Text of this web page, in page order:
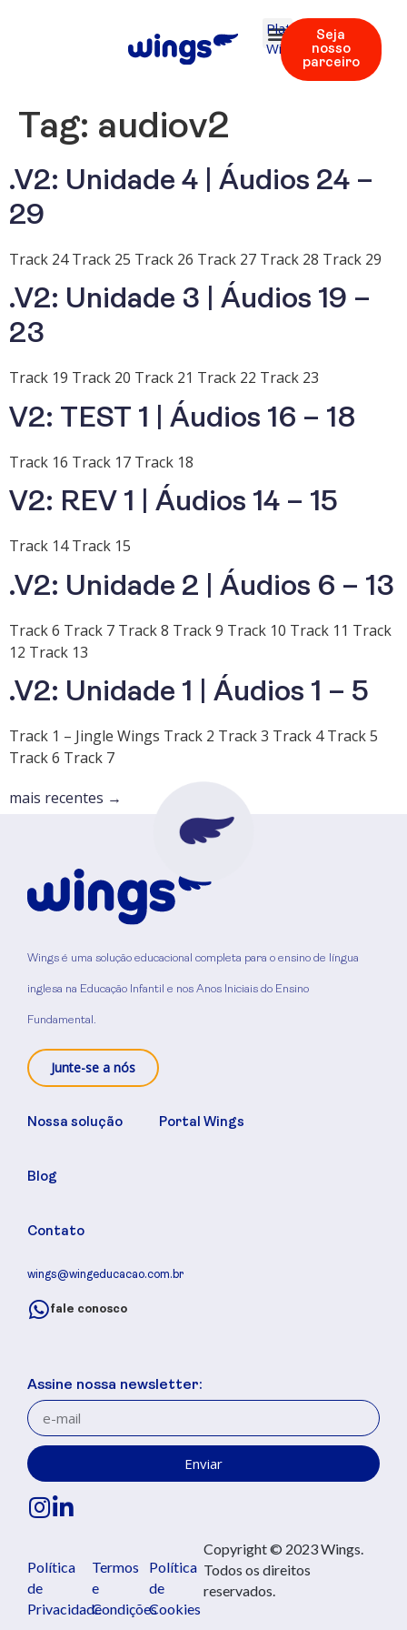
Plataforma
Wings
Seja
nosso
parceiro
Tag: audiov2
.V2: Unidade 4 | Áudios 24 –
29
Track 24 Track 25 Track 26 Track 27 Track 28 Track 29
.V2: Unidade 3 | Áudios 19 –
23
Track 19 Track 20 Track 21 Track 22 Track 23
V2: TEST 1 | Áudios 16 – 18
Track 16 Track 17 Track 18
V2: REV 1 | Áudios 14 – 15
Track 14 Track 15
.V2: Unidade 2 | Áudios 6 – 13
Track 6 Track 7 Track 8 Track 9 Track 10 Track 11 Track
12 Track 13
.V2: Unidade 1 | Áudios 1 – 5
Track 1 – Jingle Wings Track 2 Track 3 Track 4 Track 5
Track 6 Track 7
mais recentes →
Wings é uma solução educacional completa para o ensino de língua
inglesa na Educação Infantil e nos Anos Iniciais do Ensino
Fundamental.
Junte-se a nós
Nossa solução
Blog
Contato
Portal Wings
wings@wingeducacao.com.br
fale conosco
Assine nossa newsletter:
Enviar
Política
de
Privacidade
Termos
e
Condições
Política
de
Cookies
Copyright © 2023 Wings.
Todos os direitos
reservados.